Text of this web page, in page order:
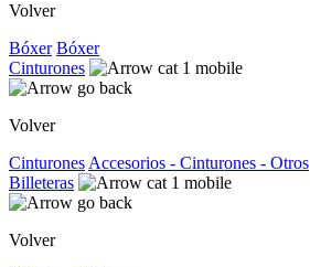
Volver
Bóxer Bóxer
Cinturones
Volver
Cinturones Accesorios - Cinturones - Otros
Billeteras
Volver